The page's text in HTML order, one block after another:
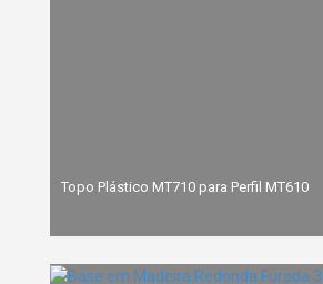
Topo Plástico MT710 para Perfil MT610